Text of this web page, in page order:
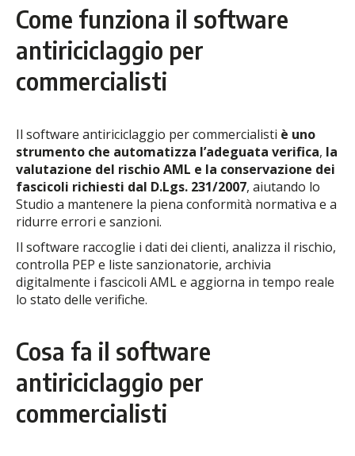
Come funziona il software
antiriciclaggio per
commercialisti
Il software antiriciclaggio per commercialisti è uno
strumento che automatizza l’adeguata verifica, la
valutazione del rischio AML e la conservazione dei
fascicoli richiesti dal D.Lgs. 231/2007, aiutando lo
Studio a mantenere la piena conformità normativa e a
ridurre errori e sanzioni.
Il software raccoglie i dati dei clienti, analizza il rischio,
controlla PEP e liste sanzionatorie, archivia
digitalmente i fascicoli AML e aggiorna in tempo reale
lo stato delle verifiche.
Cosa fa il software
antiriciclaggio per
commercialisti